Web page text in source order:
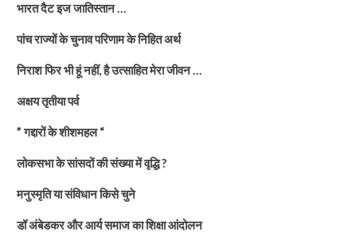
भारत दैट इज जातिस्तान …
पांच राज्यों के चुनाव परिणाम के निहित अर्थ
निराश फिर भी हूं नहीं, है उत्साहित मेरा जीवन …
अक्षय तृतीया पर्व
” गद्दारों के शीशमहल “
लोकसभा के सांसदों की संख्या में वृद्धि ?
मनुस्मृति या संविधान किसे चुने
डॉ अंबेडकर और आर्य समाज का शिक्षा आंदोलन